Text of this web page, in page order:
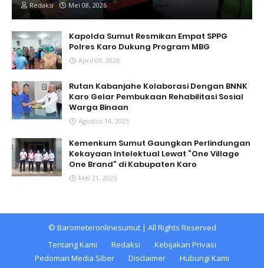
Redaksi Mei 08, 2026
Kapolda Sumut Resmikan Empat SPPG
Polres Karo Dukung Program MBG
April 09, 2026
Rutan Kabanjahe Kolaborasi Dengan BNNK
Karo Gelar Pembukaan Rehabilitasi Sosial
Warga Binaan
Agustus 14, 2025
Kemenkum Sumut Gaungkan Perlindungan
Kekayaan Intelektual Lewat “One Village
One Brand” di Kabupaten Karo
Mei 21, 2025
© Barometeronlinesumut| All Rights Reserved
Tentang Kami
Redaksi
Kebijakan Privasi
Pedoman Media Siber
Disclaimer Hubungi Kami